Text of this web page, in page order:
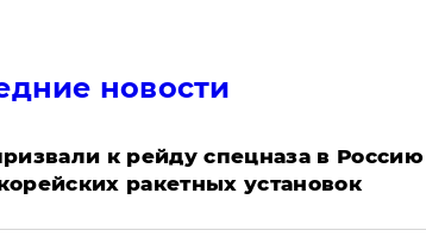
новости
к рейду спецназа в
ракетных установок